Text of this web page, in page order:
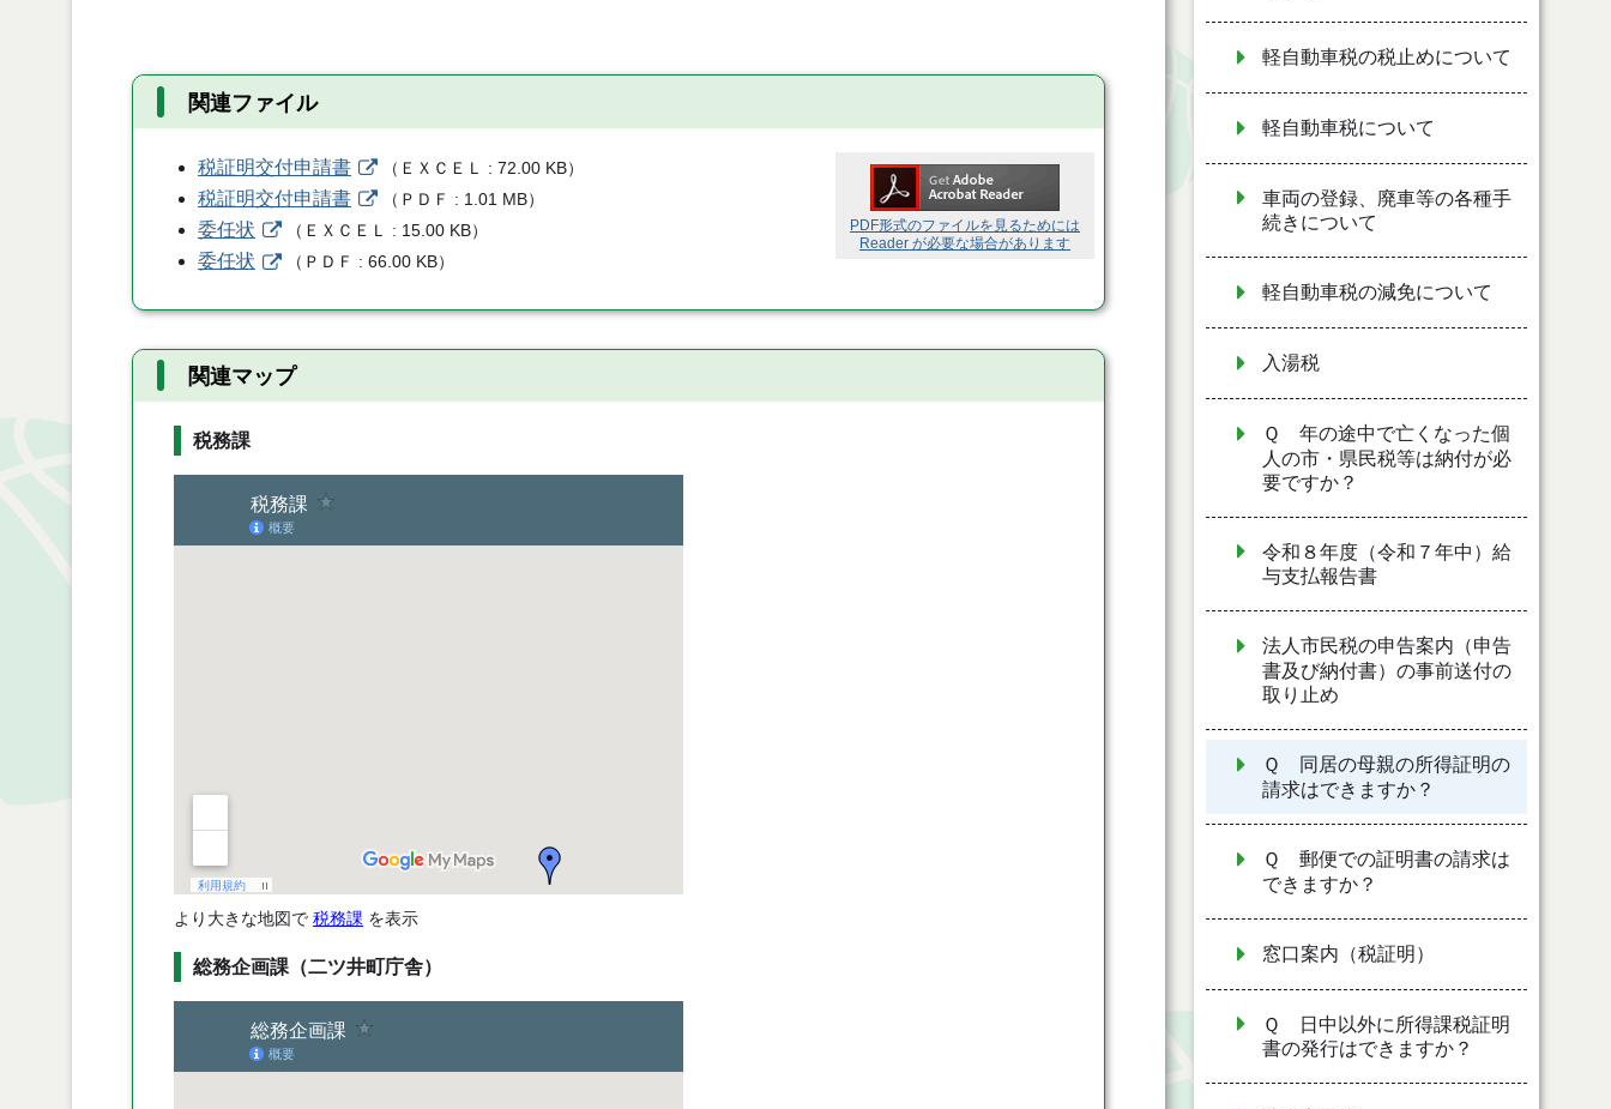
関連ファイル
PDF形式のファイルを見るためには
Reader が必要な場合があります
税証明交付申請書 （ ＥＸＣＥＬ 72.00 KB）
税証明交付申請書 （ ＰＤＦ 1.01 MB）
委任状 （ ＥＸＣＥＬ 15.00 KB）
委任状 （ ＰＤＦ 66.00 KB）
関連マップ
税務課
より大きな地図で 税務課 を表示
総務企画課（二ツ井町庁舎）
軽自動車税の税止めについて
軽自動車税について
車両の登録、廃車等の各種手
続きについて
軽自動車税の減免について
入湯税
Ｑ 年の途中で亡くなった個
人の市・県民税等は納付が必
要ですか？
令和８年度（令和７年中）給
与支払報告書
法人市民税の申告案内（申告
書及び納付書）の事前送付の
取り止め
Ｑ 同居の母親の所得証明の
請求はできますか？
Ｑ 郵便での証明書の請求は
できますか？
窓口案内（税証明）
Ｑ 日中以外に所得課税証明
書の発行はできますか？